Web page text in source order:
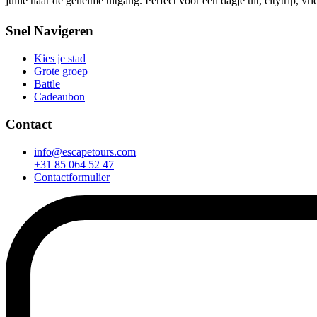
Snel Navigeren
Kies je stad
Grote groep
Battle
Cadeaubon
Contact
info@escapetours.com
+31 85 064 52 47
Contactformulier